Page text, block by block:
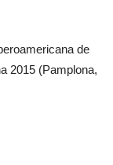
de
2015 (Pamplona,